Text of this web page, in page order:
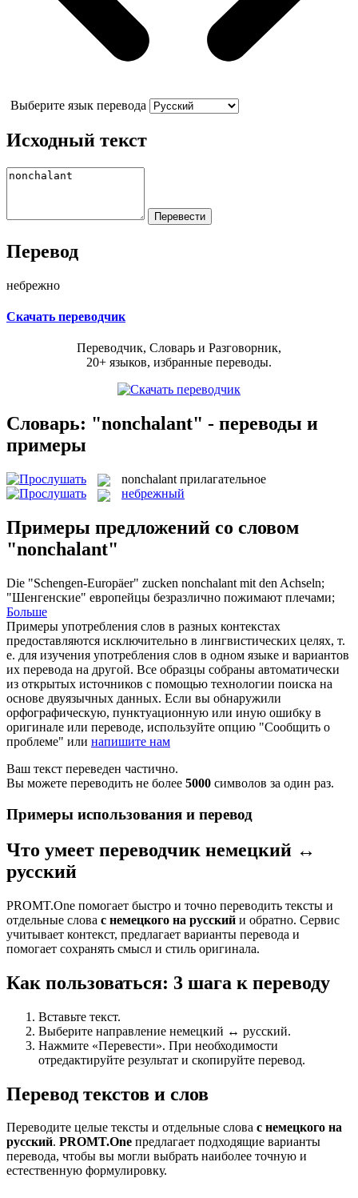
Выберите язык перевода
Исходный текст
Перевод
небрежно
Скачать переводчик
Переводчик, Словарь и Разговорник,
20+ языков, избранные переводы.
Словарь: "nonchalant" - переводы и
примеры
nonchalant прилагательное
небрежный
Примеры предложений со словом
"nonchalant"
Die "Schengen-Europäer" zucken nonchalant mit den Achseln;
"Шенгенские" европейцы безразлично пожимают плечами;
Больше
Примеры употребления слов в разных контекстах
предоставляются исключительно в лингвистических целях, т.
е. для изучения употребления слов в одном языке и вариантов
их перевода на другой. Все образцы собраны автоматически
из открытых источников с помощью технологии поиска на
основе двуязычных данных. Если вы обнаружили
орфографическую, пунктуационную или иную ошибку в
оригинале или переводе, используйте опцию "Сообщить о
проблеме" или напишите нам
Ваш текст переведен частично.
Вы можете переводить не более 5000 символов за один раз.
Примеры использования и перевод
Что умеет переводчик немецкий ↔
русский
PROMT.One помогает быстро и точно переводить тексты и
отдельные слова с немецкого на русский и обратно. Сервис
учитывает контекст, предлагает варианты перевода и
помогает сохранять смысл и стиль оригинала.
Как пользоваться: 3 шага к переводу
Вставьте текст.
Выберите направление немецкий ↔ русский.
Нажмите «Перевести». При необходимости
отредактируйте результат и скопируйте перевод.
Перевод текстов и слов
Переводите целые тексты и отдельные слова с немецкого на
русский. PROMT.One предлагает подходящие варианты
перевода, чтобы вы могли выбрать наиболее точную и
естественную формулировку.